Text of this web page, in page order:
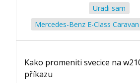
Uradi sam
Mercedes-Benz E-Class
Kako promeniti svecice na
příkazu